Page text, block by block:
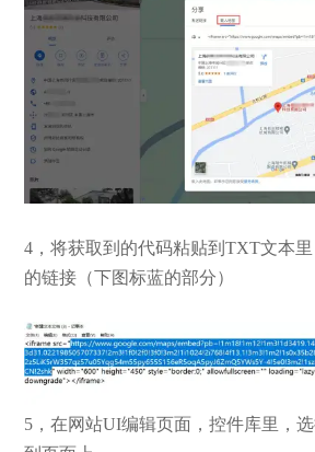
4，将获取到的代码粘贴到TXT文本
的链接（下图标蓝的部分）
5，在网站UI编辑页面，控件库里，